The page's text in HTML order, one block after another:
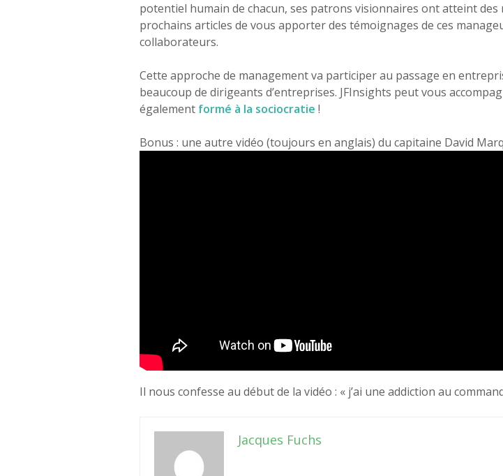
potentiel humain de chacun, ses patrons visionnaires ont atteint
prochains articles de vous apporter des témoignages de ces
collaborateurs.
Cette approche de management va participer au passage en
beaucoup de dirigeants d’entreprises. JFInsights peut vous
également formé à la sociocratie !
Bonus : une autre vidéo (toujours en anglais) du capitaine David
Il nous confesse au début de la vidéo : « j’ai une addiction au
Jacques Fuchs